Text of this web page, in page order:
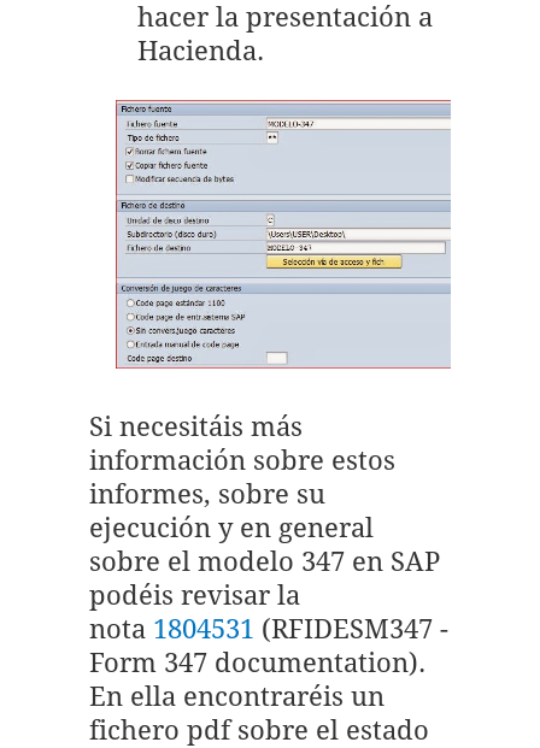
hacer la presentación a
Hacienda.
Si necesitáis más
información sobre estos
informes, sobre su
ejecución y en general
sobre el modelo 347 en SAP
podéis revisar la
nota 1804531 (RFIDESM347 -
Form 347 documentation).
En ella encontraréis un
fichero pdf sobre el estado